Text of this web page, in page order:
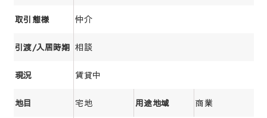
取引態様 仲介
引渡/入居時期 相談
現況 賃貸中
地目 宅地 用途地域 商業